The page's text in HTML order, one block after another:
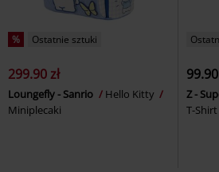
% Ostatnie sztuki
299.90 zł
Loungefly - Sanrio
Hello Kitty
Miniplecaki
99.90
Z -
T-Shirt